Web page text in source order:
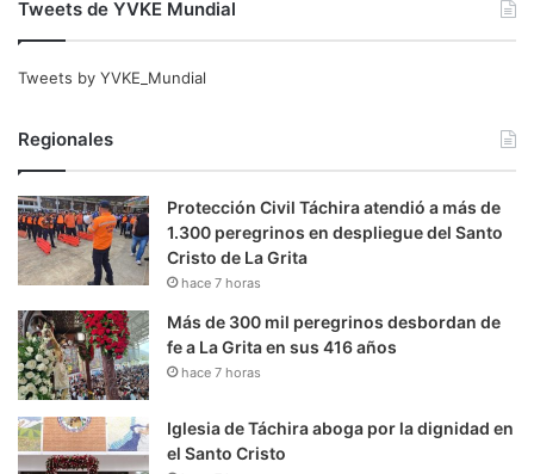
Tweets de YVKE Mundial
Tweets by YVKE_Mundial
Regionales
Protección Civil Táchira atendió a más de
1.300 peregrinos en despliegue del Santo
Cristo de La Grita
hace 7 horas
Más de 300 mil peregrinos desbordan de
fe a La Grita en sus 416 años
hace 7 horas
Iglesia de Táchira aboga por la dignidad en
el Santo Cristo